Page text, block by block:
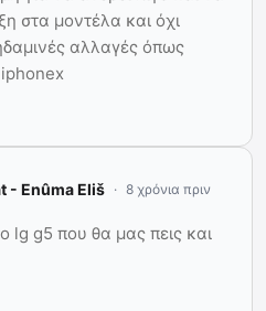
στα μοντέλα και όχι
αλλαγές όπως
iphonex
- Enûma Eliš 8 χρόνια πριν
lg g5 που θα μας πεις και